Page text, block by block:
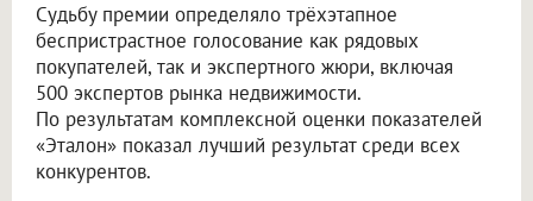
Судьбу премии определяло трёхэтапное
беспристрастное голосование как рядовых
покупателей, так и экспертного жюри, включая
500 экспертов рынка недвижимости.
По результатам комплексной оценки показателей
«Эталон» показал лучший результат среди всех
конкурентов.